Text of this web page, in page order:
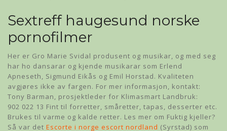
Sextreff haugesund norske
pornofilmer
Her er Gro Marie Svidal produsent og musikar, og med seg
har ho dansarar og kjende musikarar som Erlend
Apneseth, Sigmund Eikås og Emil Horstad. Kvaliteten
avgjøres ikke av fargen. For mer informasjon, kontakt:
Tony Barman, prosjektleder for Klimasmart Landbruk:
902 022 13 Fint til forretter, småretter, tapas, desserter etc.
Brukes til varme og kalde retter. Les mer om Fuktig kjeller?
Så var det Escorte i norge escort nordland (Syrstad) som